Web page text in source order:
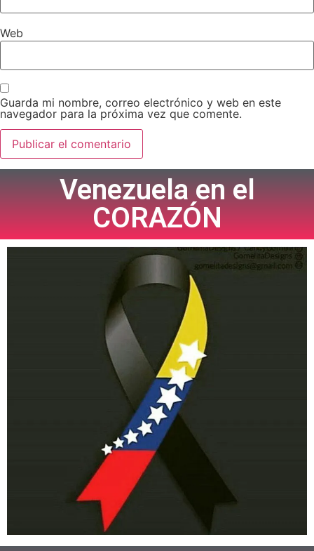
Web
Guarda mi nombre, correo electrónico y web en este
navegador para la próxima vez que comente.
Venezuela en el
CORAZÓN